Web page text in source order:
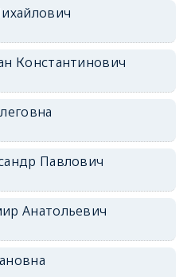
Константинович
Павлович
Анатольевич